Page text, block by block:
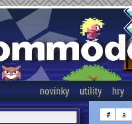
novinky utility hry
# a